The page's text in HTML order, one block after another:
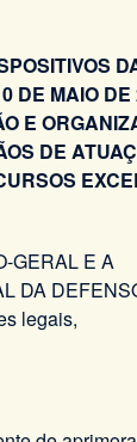
DE MAIO DE
E
DE
GERAL E A
DA
legais,